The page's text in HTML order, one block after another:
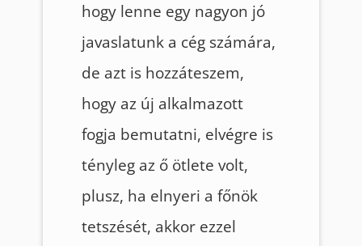
hogy lenne egy nagyon jó
javaslatunk a cég számára,
de azt is hozzáteszem,
hogy az új alkalmazott
fogja bemutatni, elvégre is
tényleg az ő ötlete volt,
plusz, ha elnyeri a főnök
tetszését, akkor ezzel